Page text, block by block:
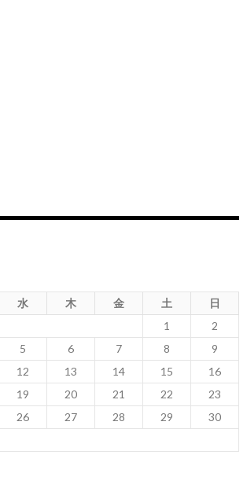
水 木 金 土
日
1
2
5 6 7 8
9
12 13 14 15
16
19 20 21 22
23
26 27 28 29
30